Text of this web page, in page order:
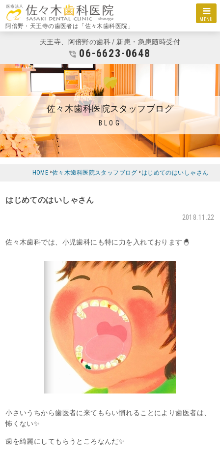
阿倍野・天王寺の歯医者は「佐々木歯科医院」
MENU
天王寺、阿倍野の歯科 / 新患・急患随時受付
06-6623-0648
佐々木歯科医院スタッフブログ
BLOG
HOME 佐々木歯科医院スタッフブログ はじめてのはいしゃさん
はじめてのはいしゃさん
2018.11.22
佐々木歯科では、小児歯科にも特に力を入れております🐣
小さいうちから歯医者に来てもらい慣れることにより歯医者は、
怖くない✨
歯を綺麗にしてもらうところなんだ✨